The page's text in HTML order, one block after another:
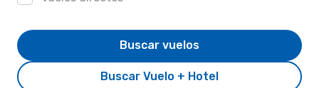
Buscar Vuelo + Hotel
Buscar vuelos